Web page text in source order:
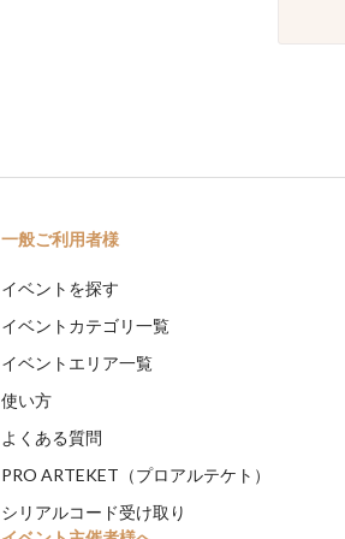
一般ご利用者様
イベントを探す
イベントカテゴリ一覧
イベントエリア一覧
使い方
よくある質問
PRO ARTEKET（プロアルテケト）
シリアルコード受け取り